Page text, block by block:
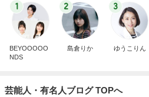
1
BEYOOOOO
NDS
2
島倉りか
3
ゆうこりん
芸能人・有名人ブログ TOPへ